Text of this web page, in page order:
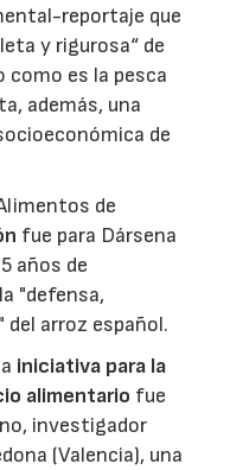
reportaje que
y rigurosa“ de
es la pesca
además, una
de
de
fue para Dársena
años de
"defensa,
arroz español.
iniciativa para la
alimentario fue
investigador
(Valencia), una